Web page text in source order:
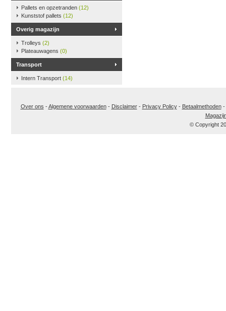
Pallets en opzetranden (12)
Kunststof pallets (12)
Overig magazijn
Trolleys (2)
Plateauwagens (0)
Transport
Intern Transport (14)
Over ons -Algemene voorwaarden- Disclaimer- Privacy Policy- Betaalmethoden-
© Copyright